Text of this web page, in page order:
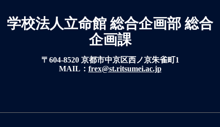
学校法人立命館 総合企画部 総合
企画課
〒604-8520 京都市中京区西ノ京朱雀町1
MAIL： frex@st.ritsumei.ac.jp